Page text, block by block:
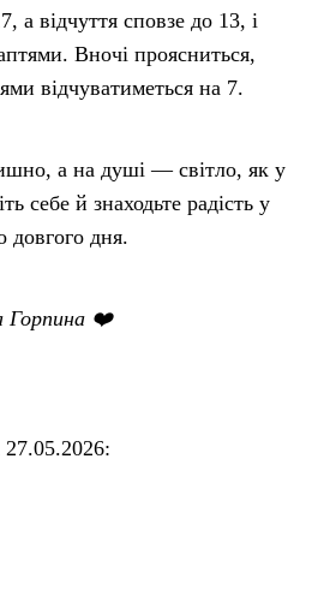
а відчуття сповзе до 13, і
Вночі проясниться,
відчуватиметься на 7.
а на душі — світло, як у
себе й знаходьте радість у
довгого дня.
Горпина ❤️
27.05.2026: